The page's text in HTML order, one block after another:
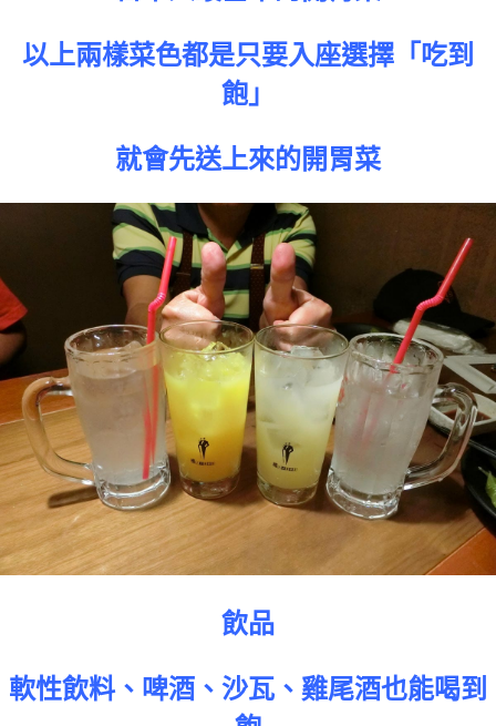
以上兩樣菜色都是只要入座選擇「吃到
飽」
就會先送上來的開胃菜
飲品
軟性飲料、啤酒、沙瓦、雞尾酒也能喝到